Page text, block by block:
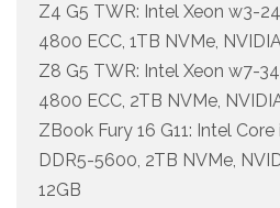
Z4 G5 TWR: Intel Xeon w3-
4800 ECC, 1TB NVMe,
Z8 G5 TWR: Intel Xeon w7-
4800 ECC, 2TB NVMe,
ZBook Fury 16 G11: Intel
DDR5-5600, 2TB NVMe,
12GB